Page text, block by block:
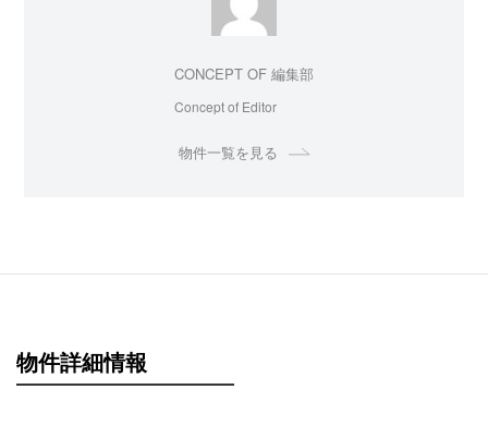
CONCEPT OF 編集部
Concept of Editor
物件一覧を見る
物件詳細情報